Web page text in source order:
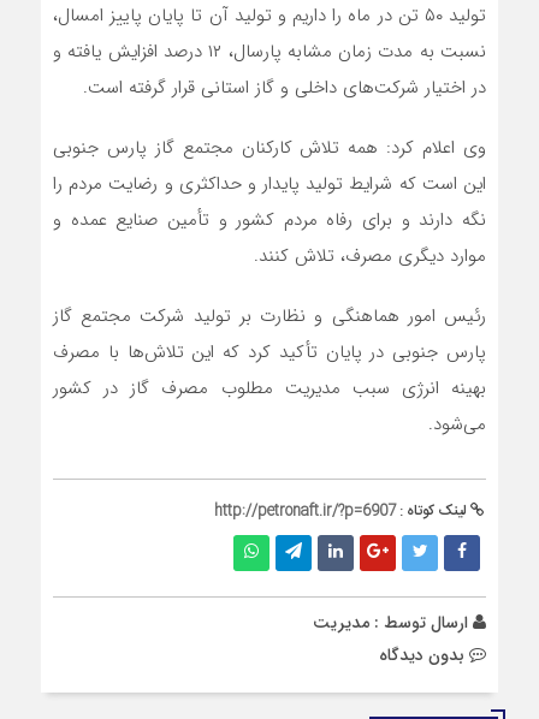
تولید ۵۰ تن در ماه را داریم و تولید آن تا پایان پاییز امسال،
نسبت به مدت زمان مشابه پارسال، ۱۲ درصد افزایش یافته و
در اختیار شرکت‌های داخلی و گاز استانی قرار گرفته است.
وی اعلام کرد: همه تلاش کارکنان مجتمع گاز پارس جنوبی
این است که شرایط تولید پایدار و حداکثری و رضایت مردم را
نگه دارند و برای رفاه مردم کشور و تأمین صنایع عمده و
موارد دیگری مصرف، تلاش کنند.
رئیس امور هماهنگی و نظارت بر تولید شرکت مجتمع گاز
پارس جنوبی در پایان تأکید کرد که این تلاش‌ها با مصرف
بهینه انرژی سبب مدیریت مطلوب مصرف گاز در کشور
می‌شود.
لینک کوتاه :http://petronaft.ir/?p=6907
ارسال توسط : مدیریت
بدون دیدگاه